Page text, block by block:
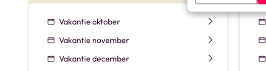
Vakantie oktober
Vakantie november
Vakantie december